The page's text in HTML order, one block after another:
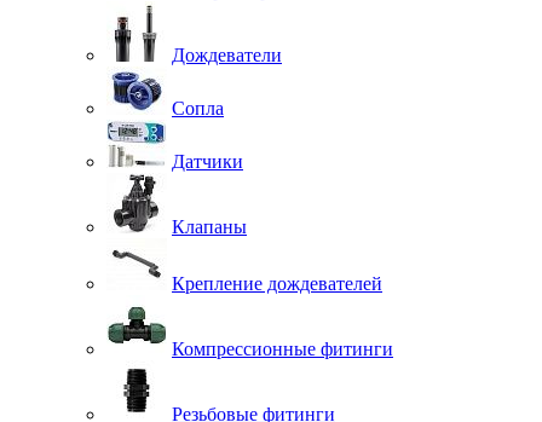
Дождеватели
Сопла
Датчики
Клапаны
Крепление дождевателей
Компрессионные фитинги
Резьбовые фитинги